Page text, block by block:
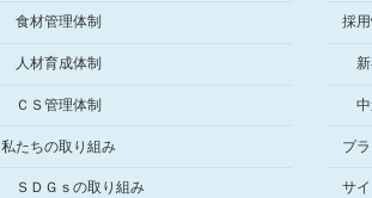
食材管理体制
人材育成体制
ＣＳ管理体制
私たちの取り組み
ＳＤＧｓの取り組み
採
プ
サ